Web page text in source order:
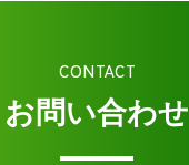
CONTACT
お問い合わせ